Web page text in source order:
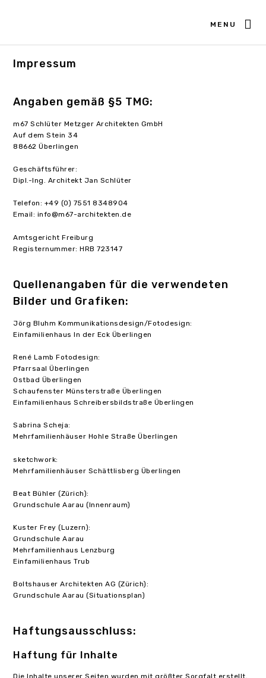
MENU
Impressum
Angaben gemäß §5 TMG:
m67 Schlüter Metzger Architekten GmbH
Auf dem Stein 34
88662 Überlingen
Geschäftsführer:
Dipl.-Ing. Architekt Jan Schlüter
Telefon: +49 (0) 7551 8348904
Email: info@m67-architekten.de
Amtsgericht Freiburg
Registernummer: HRB 723147
Quellenangaben für die verwendeten
Bilder und Grafiken:
Jörg Bluhm Kommunikationsdesign/Fotodesign:
Einfamilienhaus In der Eck Überlingen
René Lamb Fotodesign:
Pfarrsaal Überlingen
Ostbad Überlingen
Schaufenster Münsterstraße Überlingen
Einfamilienhaus Schreibersbildstraße Überlingen
Sabrina Scheja:
Mehrfamilienhäuser Hohle Straße Überlingen
sketchwork:
Mehrfamilienhäuser Schättlisberg Überlingen
Beat Bühler (Zürich):
Grundschule Aarau (Innenraum)
Kuster Frey (Luzern):
Grundschule Aarau
Mehrfamilienhaus Lenzburg
Einfamilienhaus Trub
Boltshauser Architekten AG (Zürich):
Grundschule Aarau (Situationsplan)
Haftungsausschluss:
Haftung für Inhalte
Die Inhalte unserer Seiten wurden mit größter Sorgfalt erstellt.